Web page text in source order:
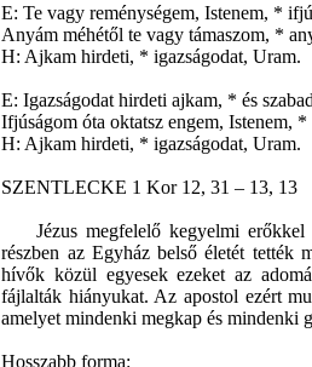
E: Te vagy reménységem, Istenem, *
Anyám méhétől te vagy támaszom, *
H: Ajkam hirdeti, * igazságodat, Uram.
E: Igazságodat hirdeti ajkam, * és
Ifjúságom óta oktatsz engem, Istenem,
H: Ajkam hirdeti, * igazságodat, Uram.
SZENTLECKE 1 Kor 12, 31 – 13, 13
Jézus megfelelő kegyelmi erőkkel
részben az Egyház belső életét tették
hívők közül egyesek ezeket az
fájlalták hiányukat. Az apostol ezért
amelyet mindenki megkap és mindenki
Hosszabb forma: